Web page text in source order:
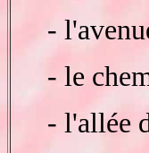
-
- le
- l'allée